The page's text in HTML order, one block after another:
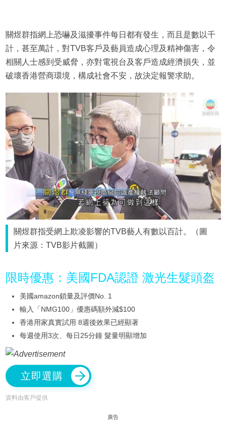
關煜群指網上恐嚇及滋擾事件每日都有發生，而且是數以千
計，甚至萬計，對TVB客戶及藝員造成心理及精神傷害，令
相關人士感到受威脅，亦對電視台及客戶造成經濟損失，並
破壞香港營商環境，構成社會不安，故決定報警求助。
關煜群指受網上欺凌影響的TVB藝人有數以百計。（圖
片來源：TVB影片截圖）
限時優惠：美國FDA認證 激光生髮頭盔
美國amazon鎖量及評價No. 1
輸入「NMG100」優惠碼額外減$100
香港用家真實試用 8週後效果已經顯著
每週使用3次、每日25分鐘 髮量明顯增加
立即選購
資料由客戶提供
廣告